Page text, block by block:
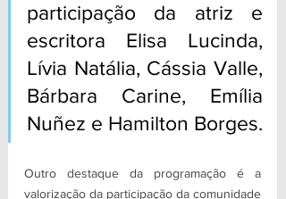
participação da atriz e
escritora Elisa Lucinda,
Lívia Natália, Cássia Valle,
Bárbara Carine, Emília
Nuñez e Hamilton Borges.
Outro destaque da programação é a
valorização da participação da comunidade